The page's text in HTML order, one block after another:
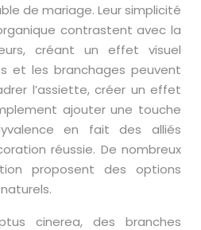
de mariage. Leur simplicité
contrastent avec la
créant un effet visuel
et les branchages peuvent
l’assiette, créer un effet
ajouter une touche
en fait des alliés
réussie. De nombreux
proposent des options
cinerea, des branches